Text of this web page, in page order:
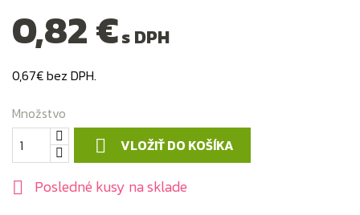
0,82 €s DPH
0,67€ bez DPH.
Množstvo
 VLOŽIŤ DO KOŠÍKA
 Posledné kusy na sklade